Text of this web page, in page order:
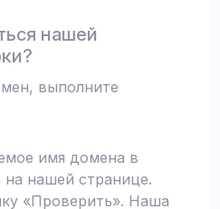
нашей
выполните
имя домена в
на нашей странице.
«Проверить». Наша